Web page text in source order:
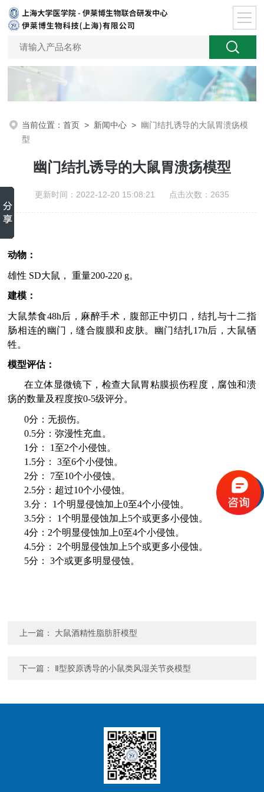
当前位置：首页 > 新闻中心 > 幽门结扎诱导的大鼠胃溃疡模
型
幽门结扎诱导的大鼠胃溃疡模型
更新时间：2022-12-20 15:08:21 点击次数：2635
动物：
雄性 SD大鼠， 重量200-220 g。
建模：
大鼠禁食48h后，麻醉手术，腹部正中切口，结扎与十二指
肠相连的幽门，缝合腹膜和皮肤。幽门结扎17h后，大鼠牺
牲。
模型评估：
在立体显微镜下，检查大鼠胃粘膜损伤程度，腐蚀和溃
疡的数量及程度按0-5级评分。
0分：无损伤。
0.5分：弥漫性充血。
1分： 1至2个小侵蚀。
1.5分：3至6个小侵蚀。
2分： 7至10个小侵蚀。
2.5分：超过10个小侵蚀。
3.分： 1个明显侵蚀加上0至4个小侵蚀。
3.5分： 1个明显侵蚀加上5个或更多小侵蚀。
4分： 2个明显侵蚀加上0至4个小侵蚀。
4.5分： 2个明显侵蚀加上5个或更多小侵蚀。
5分：3个或更多明显侵蚀。
上一篇： 大鼠酒精性脂肪肝模型
下一篇： Ⅱ型胶原诱导的小鼠类风湿关节炎模型